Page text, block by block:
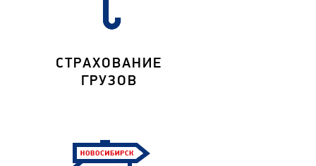
СТРАХОВАНИЕ
ГРУЗОВ